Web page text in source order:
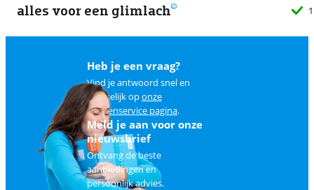
alles voor een glimlach
Heb je een vraag?
Vind je antwoord snel en
makkelijk oponze
klantenservice pagina.
Meld je aan voor onze
nieuwsbrief
Ontvang de beste
aanbiedingen en
persoonlijk advies.